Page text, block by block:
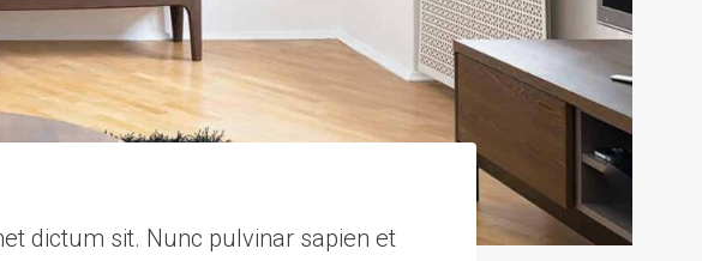
dictum sit. Nunc pulvinar sapien et